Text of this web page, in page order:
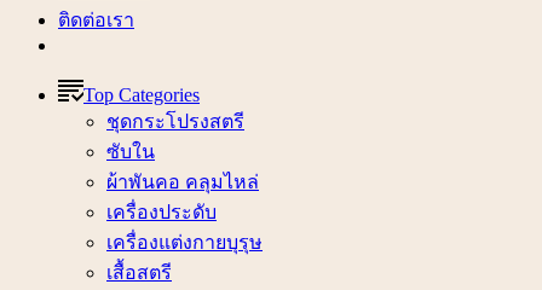
ติดต่อเรา
Top Categories
ชุดกระโปรงสตรี
ซับใน
ผ้าพันคอ คลุมไหล่
เครื่องประดับ
เครื่องแต่งกายบุรุษ
เสื้อสตรี